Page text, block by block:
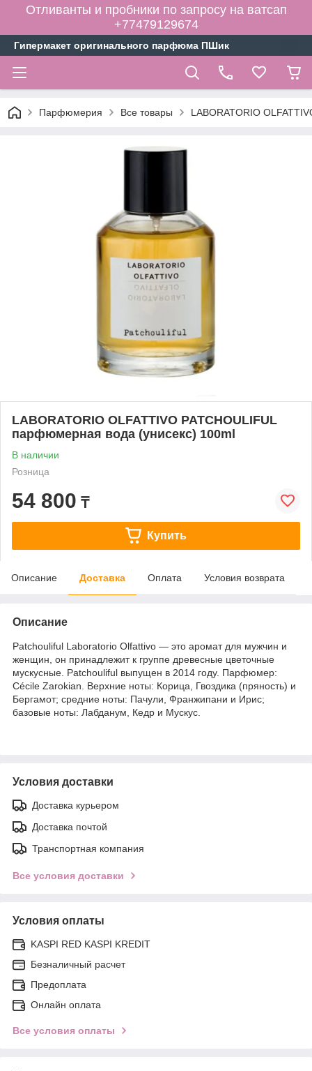
Отливанты и пробники по запросу на ватсап
+77479129674
Гипермакет оригинального парфюма ПШик
Парфюмерия Все товары LABORATORIO
LABORATORIO OLFATTIVO PATCHOULIFUL
парфюмерная вода (унисекс) 100ml
В наличии
Розница
54 800 ₸
Купить
Описание Доставка Оплата Условия возврата
Описание
Patchouliful Laboratorio Olfattivo — это аромат для мужчин и
женщин, он принадлежит к группе древесные цветочные
мускусные. Patchouliful выпущен в 2014 году. Парфюмер:
Cécile Zarokian. Верхние ноты: Корица, Гвоздика (пряность) и
Бергамот; средние ноты: Пачули, Франжипани и Ирис;
базовые ноты: Лабданум, Кедр и Мускус.
Условия доставки
Доставка курьером
Доставка почтой
Транспортная компания
Все условия доставки
Условия оплаты
KASPI RED KASPI KREDIT
Безналичный расчет
Предоплата
Онлайн оплата
Все условия оплаты